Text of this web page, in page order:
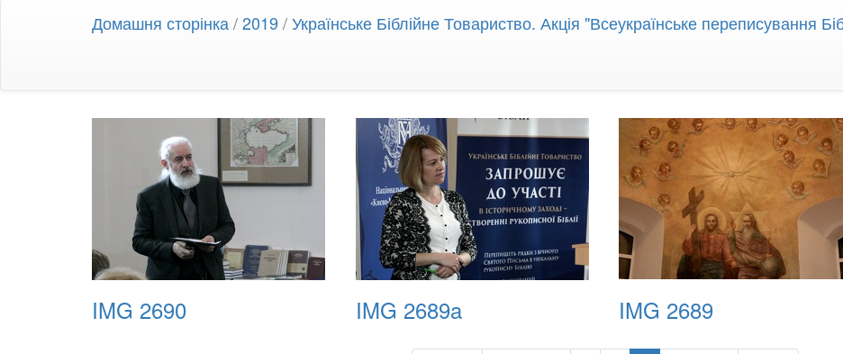
Домашня сторінка /2019 /Українське Біблійне Товариство. Акція "Всеукраїнське переписування
IMG 2690 IMG 2689a IMG 2689